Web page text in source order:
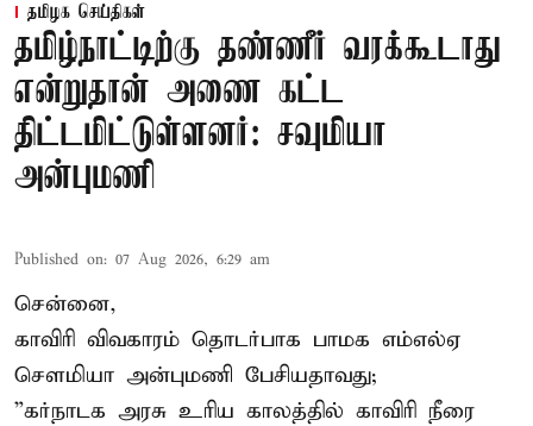
தமிழக செய்திகள்
தமிழ்நாட்டிற்கு தண்ணீர் வரக்கூடாது
என்றுதான் அணை கட்ட
திட்டமிட்டுள்ளனர்: சவுமியா
அன்புமணி
Published on: 07 Aug 2026, 6:29 am
சென்னை,
காவிரி விவகாரம் தொடர்பாக பாமக எம்எல்ஏ
சௌமியா அன்புமணி பேசியதாவது;
”கர்நாடக அரசு உரிய காலத்தில் காவிரி நீரை